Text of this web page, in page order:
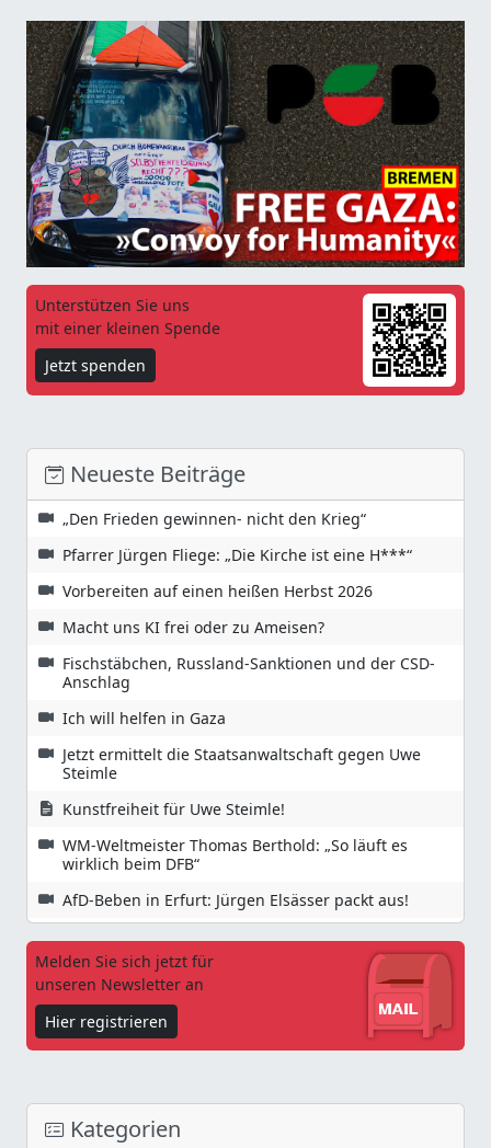
Unterstützen Sie uns
mit einer kleinen Spende
Jetzt spenden
Neueste Beiträge
„Den Frieden gewinnen- nicht den Krieg“
Pfarrer Jürgen Fliege: „Die Kirche ist eine H***“
Vorbereiten auf einen heißen Herbst 2026
Macht uns KI frei oder zu Ameisen?
Fischstäbchen, Russland-Sanktionen und der CSD-
Anschlag
Ich will helfen in Gaza
Jetzt ermittelt die Staatsanwaltschaft gegen Uwe
Steimle
Kunstfreiheit für Uwe Steimle!
WM-Weltmeister Thomas Berthold: „So läuft es
wirklich beim DFB“
AfD-Beben in Erfurt: Jürgen Elsässer packt aus!
Melden Sie sich jetzt für
unseren Newsletter an
Hier registrieren
Kategorien